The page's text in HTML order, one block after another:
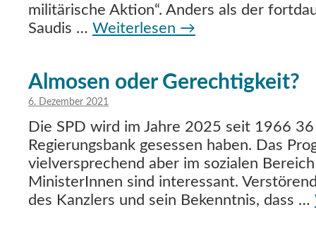
militärische Aktion“. Anders als der
Saudis … Weiterlesen →
Almosen oder Gerechtigkeit?
6. Dezember 2021
Die SPD wird im Jahre 2025 seit 1966
Regierungsbank gesessen haben. Das
vielversprechend aber im sozialen
MinisterInnen sind interessant.
des Kanzlers und sein Bekenntnis, dass …